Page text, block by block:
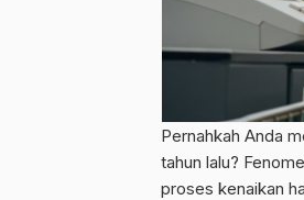
Pernahkah Anda
tahun lalu?
proses kenaikan